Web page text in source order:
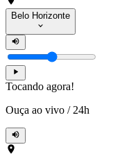
Belo Horizonte
Tocando agora!
Ouça ao vivo / 24h